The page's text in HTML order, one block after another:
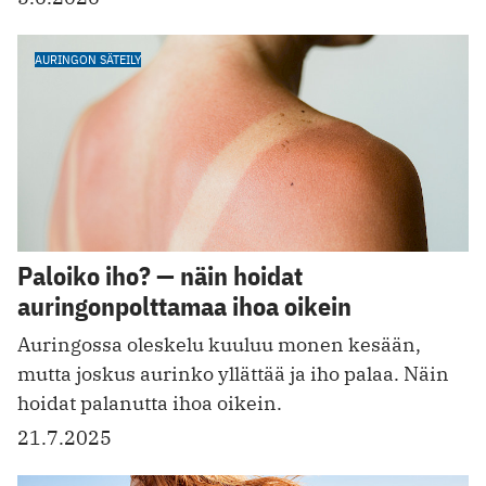
AURINGON SÄTEILY
Paloiko iho? — näin hoidat
auringonpolttamaa ihoa oikein
Auringossa oleskelu kuuluu monen kesään,
mutta joskus aurinko yllättää ja iho palaa. Näin
hoidat palanutta ihoa oikein.
21.7.2025